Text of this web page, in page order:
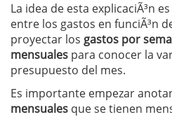
La idea de esta explicaciÃ³n
entre los gastos en funciÃ³n
proyectar los gastos por
mensuales para conocer la
presupuesto del mes.
Es importante empezar
mensuales que se tienen